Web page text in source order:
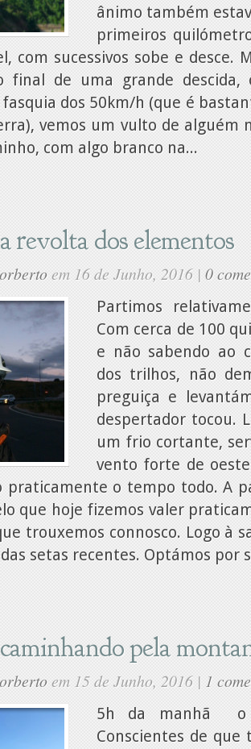
ânimo também
primeiros
com sucessivos sobe e desce.
final de uma grande descida,
dos 50km/h (que é
vemos um vulto de alguém
com algo branco na...
revolta dos elementos
em 16 de Junho, 2016 | 0
Partimos
Com cerca de 100
e não sabendo ao
dos trilhos, não
preguiça e
despertador tocou.
um frio cortante,
vento forte de
praticamente o tempo todo. A
que hoje fizemos valer
trouxemos connosco. Logo à
setas recentes. Optámos por
pela
em 15 de Junho, 2016 | 1
5h da manhã o
Conscientes de que